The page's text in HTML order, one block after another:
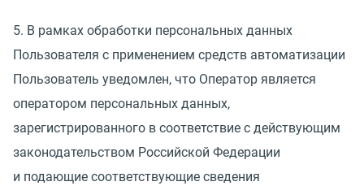
5. В рамках обработки персональных данных
Пользователя с применением средств автоматизации
Пользователь уведомлен, что Оператор является
оператором персональных данных,
зарегистрированного в соответствие с действующим
законодательством Российской Федерации
и подающие соответствующие сведения